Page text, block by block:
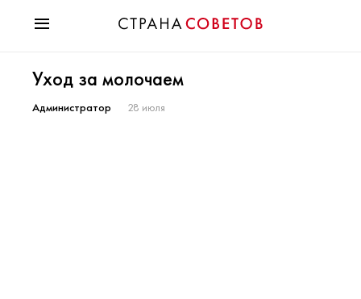
Мода
Звезды
Уход за молочаем
Администратор 28 июля